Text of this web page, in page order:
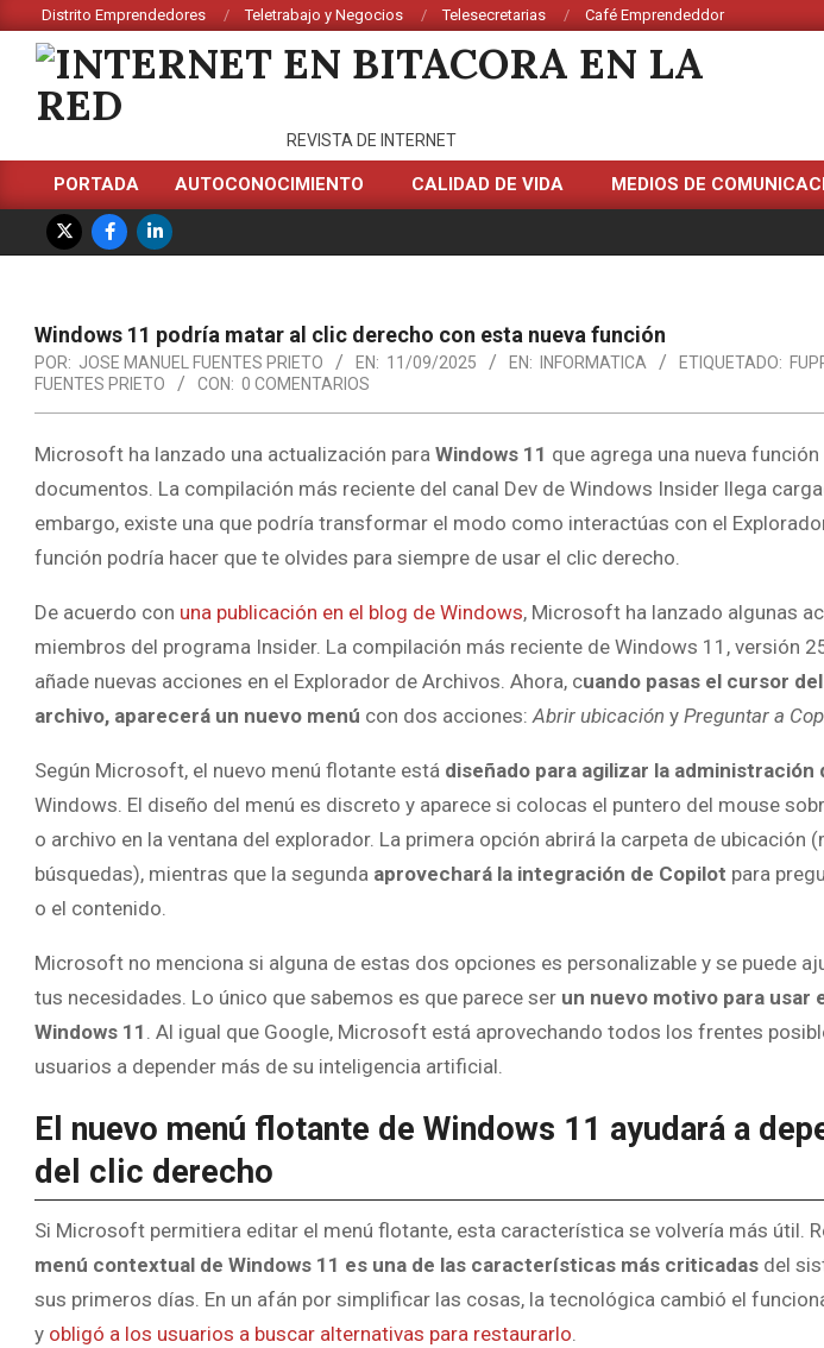
Saltar
contenido
Distrito Emprendedores Teletrabajo y Negocios Telesecretarias Café Emprendeddor
INTERNET
EN
BITACORA
EN
LA
RED
REVISTA DE INTERNET
Menú
de
navegación
PORTADA AUTOCONOCIMIENTO CALIDAD DE VIDA MEDIOS DE
Windows 11 podría matar al clic derecho con esta nueva función
POR: JOSE MANUEL FUENTES PRIETO EN: 11/09/2025 EN: INFORMATICA ETIQUETADO:
FUENTES PRIETO
CON: 0 COMENTARIOS
Microsoft ha lanzado una actualización para Windows 11 que agrega una nueva
documentos. La compilación más reciente del canal Dev de Windows Insider llega
embargo, existe una que podría transformar el modo como interactúas con el
función podría hacer que te olvides para siempre de usar el clic derecho.
De acuerdo con una publicación en el blog de Windows, Microsoft ha lanzado algunas
miembros del programa Insider. La compilación más reciente de Windows 11, versión
añade nuevas acciones en el Explorador de Archivos. Ahora, cuando pasas el cursor
archivo, aparecerá un nuevo menú con dos acciones:Abrir ubicación y Preguntar a
Según Microsoft, el nuevo menú flotante está diseñado para agilizar la administración
Windows. El diseño del menú es discreto y aparece si colocas el puntero del mouse
o archivo en la ventana del explorador. La primera opción abrirá la carpeta de ubicación
búsquedas), mientras que la segunda aprovechará la integración de Copilot para
o el contenido.
Microsoft no menciona si alguna de estas dos opciones es personalizable y se puede
tus necesidades. Lo único que sabemos es que parece ser un nuevo motivo para usar
Windows 11 . Al igual que Google, Microsoft está aprovechando todos los frentes
usuarios a depender más de su inteligencia artificial.
El nuevo menú flotante de Windows 11 ayudará a
del clic derecho
Si Microsoft permitiera editar el menú flotante, esta característica se volvería más útil.
menú contextual de Windows 11 es una de las características más criticadas del
sus primeros días. En un afán por simplificar las cosas, la tecnológica cambió el
y obligó a los usuarios a buscar alternativas para restaurarlo.